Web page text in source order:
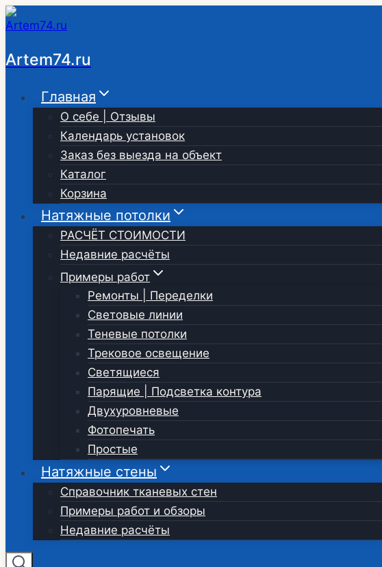
Перейти
к
содержимому
Artem74.ru
Главная
О себе | Отзывы
Календарь установок
Заказ без выезда на объект
Каталог
Корзина
Натяжные потолки
РАСЧЁТ СТОИМОСТИ
Недавние расчёты
Примеры работ
Ремонты | Переделки
Световые линии
Теневые потолки
Трековое освещение
Светящиеся
Парящие | Подсветка контура
Двухуровневые
Фотопечать
Простые
Натяжные стены
Справочник тканевых стен
Примеры работ и обзоры
Недавние расчёты